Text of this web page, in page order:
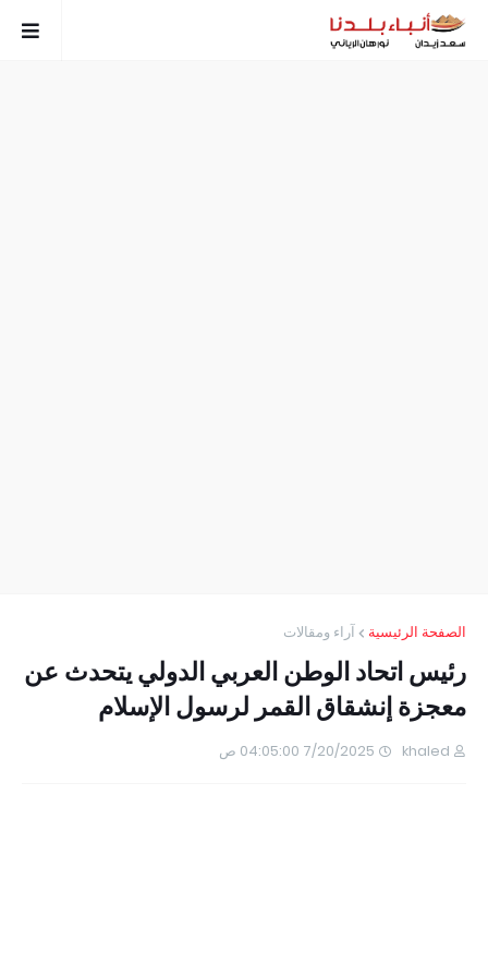
الصفحة الرئيسية آراء ومقالات
رئيس اتحاد الوطن العربي الدولي يتحدث عن
معجزة إنشقاق القمر لرسول الإسلام
khaled 7/20/2025 04:05:00 ص